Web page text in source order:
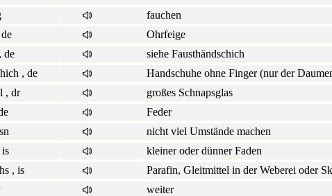
fauchen
Ohrfeige
de
siehe Fausthändschich
, de
Handschuhe ohne Finger (nur der
, dr
großes Schnapsglas
Feder
nicht viel Umstände machen
kleiner oder dünner Faden
, is
Parafin, Gleitmittel in der Weberei oder
weiter